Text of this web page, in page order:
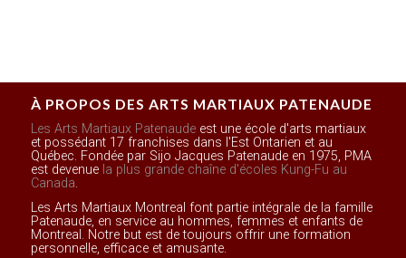
À PROPOS DES ARTS MARTIAUX PATENAUDE
Les Arts Martiaux Patenaudeest une école d'arts martiaux
et possédant 17 franchises dans l'Est Ontarien et au
Québec. Fondée par Sijo Jacques Patenaude en 1975, PMA
est devenue la plus grande chaîne d'écoles Kung-Fu au
Canada.
Les Arts Martiaux Montreal font partie intégrale de la famille
Patenaude, en service au hommes, femmes et enfants de
Montreal. Notre but est de toujours offrir une formation
personnelle, efficace et amusante.